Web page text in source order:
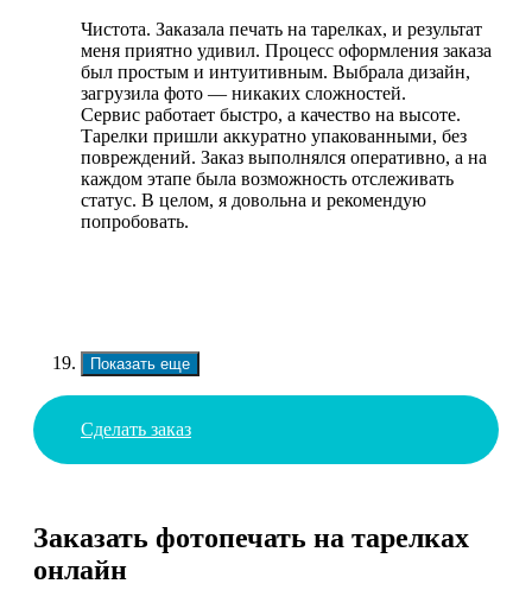
Чистота. Заказала печать на тарелках, и результат
меня приятно удивил. Процесс оформления заказа
был простым и интуитивным. Выбрала дизайн,
загрузила фото — никаких сложностей.
Сервис работает быстро, а качество на высоте.
Тарелки пришли аккуратно упакованными, без
повреждений. Заказ выполнялся оперативно, а на
каждом этапе была возможность отслеживать
статус. В целом, я довольна и рекомендую
попробовать.
Показать еще
Сделать заказ
Заказать фотопечать на тарелках
онлайн